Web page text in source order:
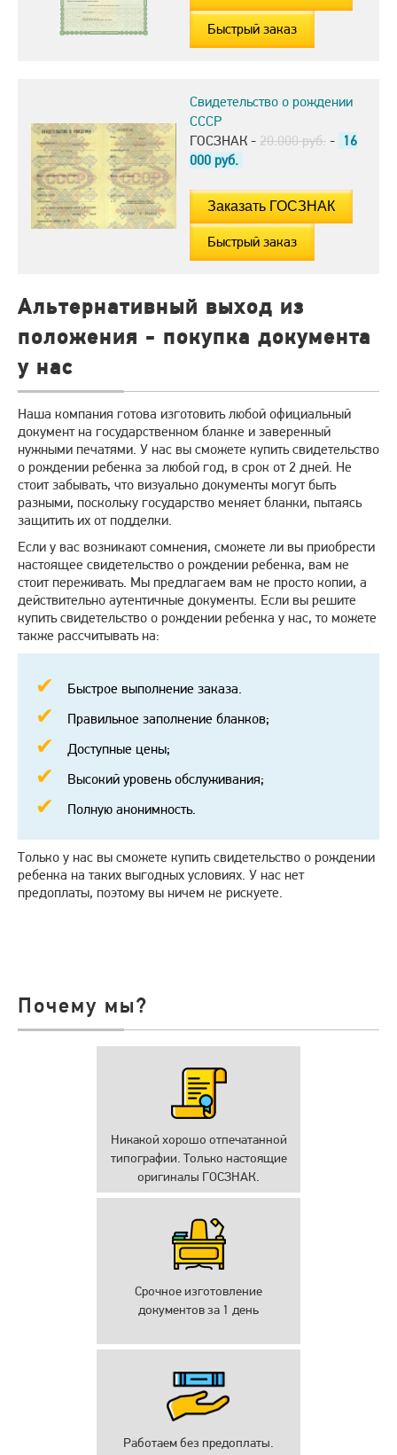
Быстрый заказ
Свидетельство о рождении
СССР
ГОСЗНАК - 20.000 руб. - 16
000 руб.
Быстрый заказ
Альтернативный выход из
положения - покупка документа
у нас
Наша компания готова изготовить любой официальный
документ на государственном бланке и заверенный
нужными печатями. У нас вы сможете купить свидетельство
о рождении ребенка за любой год, в срок от 2 дней. Не
стоит забывать, что визуально документы могут быть
разными, поскольку государство меняет бланки, пытаясь
защитить их от подделки.
Если у вас возникают сомнения, сможете ли вы приобрести
настоящее свидетельство о рождении ребенка, вам не
стоит переживать. Мы предлагаем вам не просто копии, а
действительно аутентичные документы. Если вы решите
купить свидетельство о рождении ребенка у нас, то можете
также рассчитывать на:
Быстрое выполнение заказа.
Правильное заполнение бланков;
Доступные цены;
Высокий уровень обслуживания;
Полную анонимность.
Только у нас вы сможете купить свидетельство о рождении
ребенка на таких выгодных условиях. У нас нет
предоплаты, поэтому вы ничем не рискуете.
Почему мы?
Никакой хорошо отпечатанной
типографии. Только настоящие
оригиналы ГОСЗНАК.
Срочное изготовление
документов за 1 день
Работаем без предоплаты.